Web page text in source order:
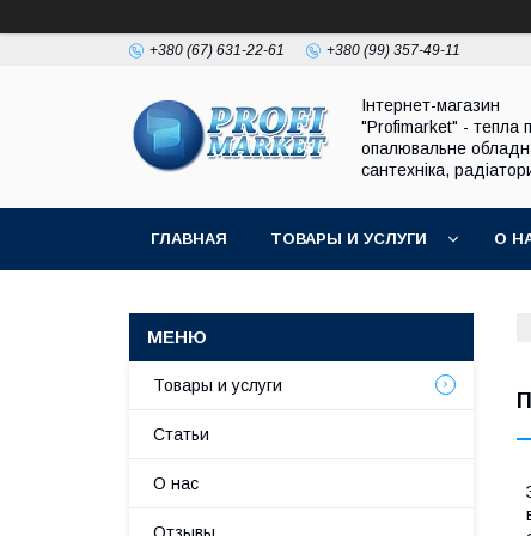
+380 (67) 631-22-61 +380 (99) 357-49-11
Інтернет-магазин
"Profimarket" - тепла
опалювальне
сантехніка,
ГЛАВНАЯ ТОВАРЫ И УСЛУГИ О
Товары и услуги
Статьи
О нас